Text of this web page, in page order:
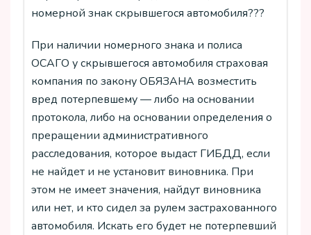
номерной знак скрывшегося автомобиля???
При наличии номерного знака и полиса
ОСАГО у скрывшегося автомобиля страховая
компания по закону ОБЯЗАНА возместить
вред потерпевшему — либо на основании
протокола, либо на основании определения о
преращении административного
расследования, которое выдаст ГИБДД, если
не найдет и не установит виновника. При
этом не имеет значения, найдут виновника
или нет, и кто сидел за рулем застрахованного
автомобиля. Искать его будет не потерпевший